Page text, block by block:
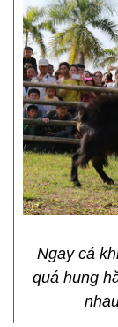
Ngay cả
quá hung